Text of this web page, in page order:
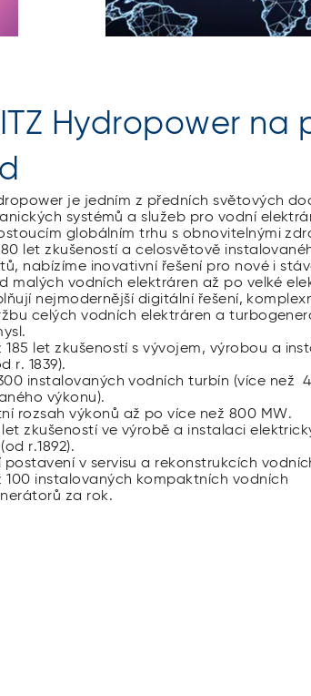
Hydropower na
je jedním z předních světových
systémů a služeb pro vodní
globálním trhu s obnovitelnými
let zkušeností a celosvětově
nabízíme inovativní řešení pro nové i
malých vodních elektráren až po velké
nejmodernější digitální řešení,
celých vodních elektráren a
185 let zkušeností s vývojem, výrobou a
r. 1839).
instalovaných vodních turbín (více než
výkonu).
rozsah výkonů až po více než 800 MW.
let zkušeností ve výrobě a instalaci
r.1892).
postavení v servisu a rekonstrukcích
100 instalovaných kompaktních vodních
za rok.